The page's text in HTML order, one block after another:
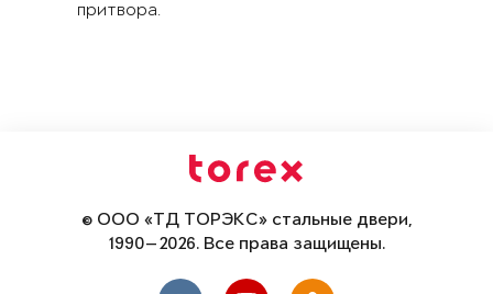
притвора.
© ООО «ТД ТОРЭКС» стальные двери,
1990—2026. Все права защищены.